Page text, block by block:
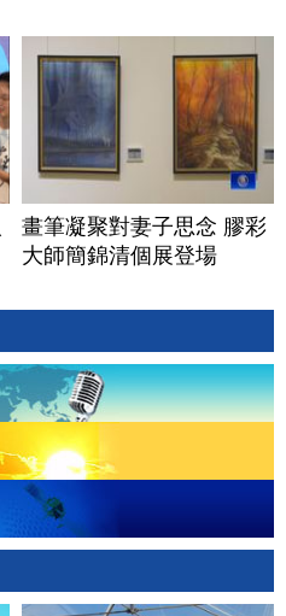
畫筆凝聚對妻子思念 膠彩
大師簡錦清個展登場